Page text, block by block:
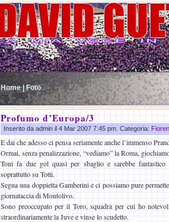
Home | Foto
Profumo d’Europa/3
Inserito da admin il 4 Mar 2007 7:45 pm. Categoria:
E dai che adesso ci pensa seriamente anche l’immenso
Ormai, senza penalizzazione, “vediamo” la Roma,
Toni fa due gol quasi per sbaglio e sarebbe fantastico
soprattutto su Totti.
Segna una doppietta Gamberini e ci possiamo pure
giornataccia di Montolivo.
Sono preoccupato per il Toro, squadra per cui ho
straordinariamente la Juve e vinse lo scudetto.